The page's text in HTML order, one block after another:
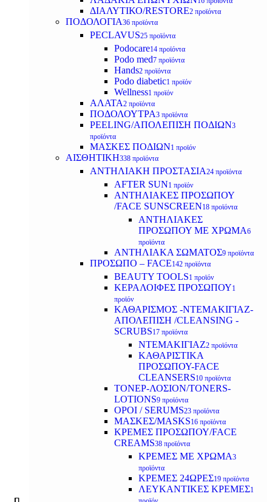
ΔΙΑΛΥΤΙΚΟ/RESTORE2 προϊόντα
ΠΟΔΟΛΟΓΙΑ36 προϊόντα
PECLAVUS25 προϊόντα
Podocare14 προϊόντα
Podo med7 προϊόντα
Hands2 προϊόντα
Podo diabetic1 προϊόν
Wellness1 προϊόν
ΑΛΑΤΑ2 προϊόντα
ΠΟΔΟΛΟΥΤΡΑ3 προϊόντα
PEELING/ΑΠΟΛΕΠΙΣΗ ΠΟΔΙΩΝ3
προϊόντα
ΜΑΣΚΕΣ ΠΟΔΙΩΝ1 προϊόν
ΑΙΣΘΗΤΙΚΗ338 προϊόντα
ΑΝΤΗΛΙΑΚΗ ΠΡΟΣΤΑΣΙΑ24 προϊόντα
AFTER SUN1 προϊόν
ΑΝΤΗΛΙΑΚΕΣ ΠΡΟΣΩΠΟΥ
/FACE SUNSCREEN18 προϊόντα
ΑΝΤΗΛΙΑΚΕΣ
ΠΡΟΣΩΠΟΥ ΜΕ ΧΡΩΜΑ6
προϊόντα
ΑΝΤΗΛΙΑΚΑ ΣΩΜΑΤΟΣ9 προϊόντα
ΠΡΟΣΩΠΟ – FACE142 προϊόντα
BEAUTY TOOLS1 προϊόν
ΚΕΡΑΛΟΙΦΕΣ ΠΡΟΣΩΠΟΥ1
προϊόν
ΚΑΘΑΡΙΣΜΟΣ -ΝΤΕΜΑΚΙΓΙΑΖ-
ΑΠΟΛΕΠΙΣΗ /CLEANSING -
SCRUBS17 προϊόντα
ΝΤΕΜΑΚΙΓΙΑΖ2 προϊόντα
ΚΑΘΑΡΙΣΤΙΚΑ
ΠΡΟΣΩΠΟΥ-FACE
CLEANSERS10 προϊόντα
ΤΟΝΕΡ-ΛΟΣΙΟΝ/TONERS-
LOTIONS9 προϊόντα
ΟΡΟΙ / SERUMS23 προϊόντα
ΜΑΣΚΕΣ/MASKS16 προϊόντα
ΚΡΕΜΕΣ ΠΡΟΣΩΠΟΥ/FACE
CREAMS38 προϊόντα
ΚΡΕΜΕΣ ΜΕ ΧΡΩΜΑ3
προϊόντα
ΚΡΕΜΕΣ 24ΩΡΕΣ19 προϊόντα
ΛΕΥΚΑΝΤΙΚΕΣ ΚΡΕΜΕΣ1